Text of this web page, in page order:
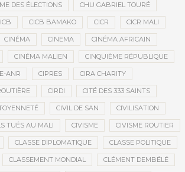
DES ÉLECTIONS CHU GABRIEL TOURÉ
CICB BAMAKO CICR CICR MALI
CINÉMA CINEMA CINÉMA AFRICAIN
CINÉMA MALIEN CINQUIÈME RÉPUBLIQUE
ANR CIPRES CIRA CHARITY
CIRDI CITÉ DES 333 SAINTS
CIVIL DE SAN CIVILISATION
TUÉS AU MALI CIVISME CIVISME ROUTIER
CLASSE DIPLOMATIQUE CLASSE POLITIQUE
CLASSEMENT MONDIAL CLÉMENT DEMBÉLÉ